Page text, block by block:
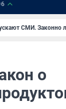
СМИ. Законно
о